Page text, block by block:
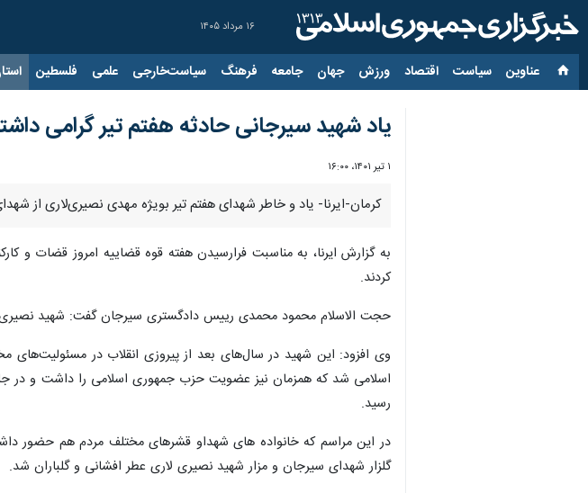
۱۶ مرداد ۱۴۰۵
عناوین‌ سیاست اقتصاد ورزش جهان جامعه فرهنگ سیاست‌خارجی علمی فلسطین
یاد شهید سیرجانی حادثه هفتم تیر گرامی
۱ تیر ۱۴۰۱، ۱۶:۰۰
کرمان-ایرنا- یاد و خاطر شهدای هفتم تیر بویژه مهدی نصیری‌لاری از
به گزارش ایرنا، به مناسبت فرارسیدن هفته قوه قضاییه امروز قضات و
کردند.
حجت الاسلام محمود محمدی رییس دادگستری سیرجان گفت: شهید
وی افزود: این شهید در سال‌های بعد از پیروزی انقلاب در
رسید.
در این مراسم که خانواده های شهداو قشرهای مختلف مردم هم حضور
گلزار شهدای سیرجان و مزار شهید نصیری لاری عطر افشانی و گلباران شد.